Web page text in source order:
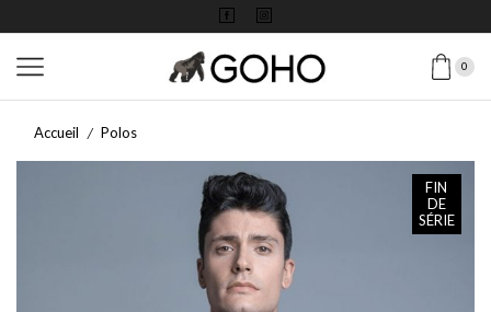
0
Accueil / Polos
FIN
DE
SÉRIE